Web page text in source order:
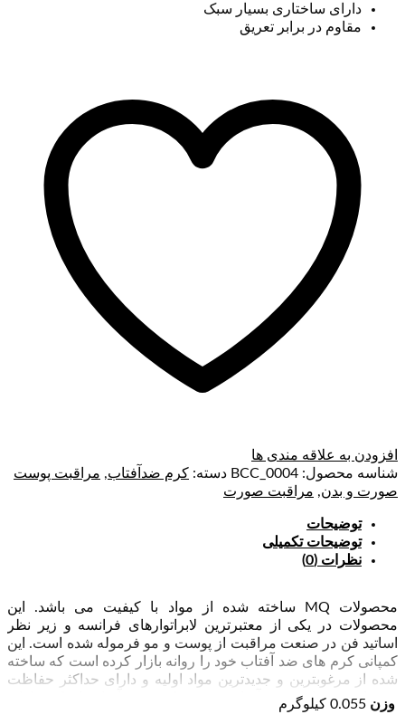
دارای ساختاری بسیار سبک
مقاوم در برابر تعریق
افزودن به علاقه مندی ها
شناسه محصول: BCC_0004 دسته: کرم ضدآفتاب, مراقبت پوست
صورت و بدن, مراقبت صورت
توضیحات
توضیحات تکمیلی
نظرات (0)
محصولات MQ ساخته شده از مواد با کیفیت می باشد. این
محصولات در یکی از معتبرترین لابراتوارهای فرانسه و زیر نظر
اساتید فن در صنعت مراقبت از پوست و مو فرموله شده است. این
کمپانی کرم های ضد آفتاب خود را روانه بازار کرده است که ساخته
شده از مرغوبترین و جدیدترین مواد اولیه و دارای حداکثر حفاظت
در برابر پرتوهای مضر آفتاب هستند. کرم ضد آفتاب ام کیو دارای
ساختاری سبک بوده و در عین حال به دلیل داشتن ترکیبات مرطوب
وزن 0.055 کیلوگرم